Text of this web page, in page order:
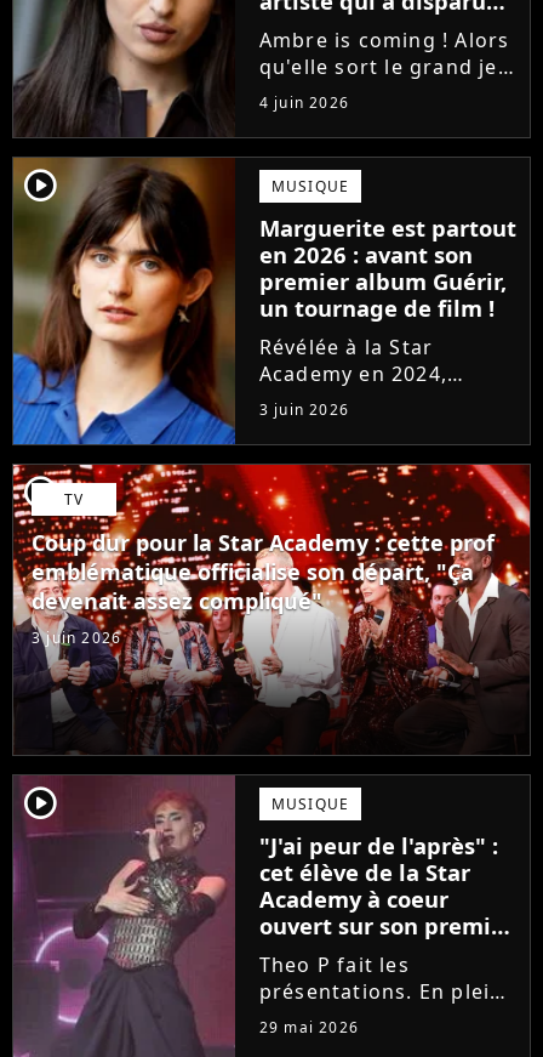
des radars, "c'est un
génie"
Ambre is coming ! Alors
qu'elle sort le grand jeu
cette semaine en
publiant son premier
single J'me demande, la
gagnante de la Star
Academy affiche
clairement ses
ambitions. Son rêve...
4 juin 2026
player2 MUSIQUE
Marguerite est partout
en 2026 : avant son
premier album Guérir,
un tournage de film !
Révélée à la Star
Academy en 2024,
Marguerite officialise
l'arrivée pour l'automne
de son premier album
Guérir. En parallèle, la
chanteuse et
comédienne rejoindra
Laura Felpin, Harpo...
3 juin 2026
player2 TV
Coup dur pour la Star Academy : cette prof
emblématique officialise son départ, "Ça
devenait assez compliqué"
3 juin 2026
player2 MUSIQUE
"J'ai peur de l'après" :
cet élève de la Star
Academy à coeur
ouvert sur son premier
single intime
Theo P fait les
présentations. En pleine
tournée, l'élève de la
29 mai 2026